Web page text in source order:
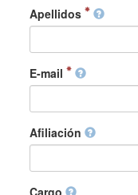
Apellidos
E-mail
Afiliación
Cargo